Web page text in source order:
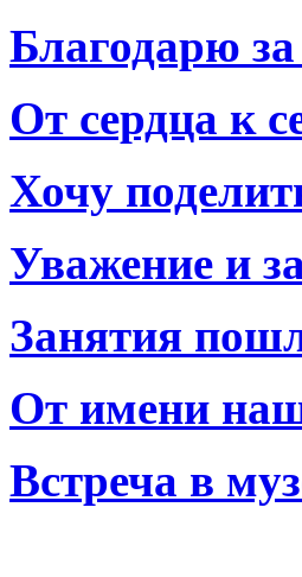
Благодарю
От сердца к
Хочу
Уважение и
Занятия
От имени
Встреча в